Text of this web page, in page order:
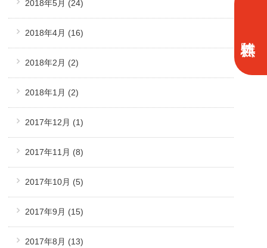
2018年5月 (24)
2018年4月 (16)
2018年2月 (2)
2018年1月 (2)
2017年12月 (1)
2017年11月 (8)
2017年10月 (5)
2017年9月 (15)
2017年8月 (13)